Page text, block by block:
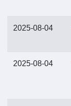
2025-08-04
2025-08-04